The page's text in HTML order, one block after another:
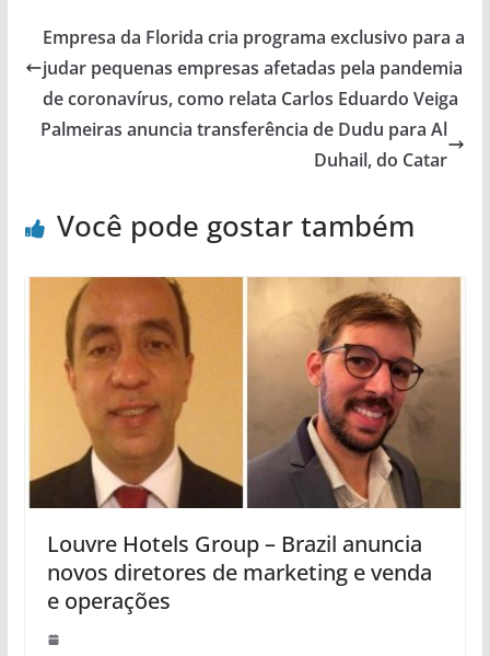
Empresa da Florida cria programa exclusivo para a
judar pequenas empresas afetadas pela pandemia
de coronavírus, como relata Carlos Eduardo Veiga
Palmeiras anuncia transferência de Dudu para Al
Duhail, do Catar
Você pode gostar também
Louvre Hotels Group – Brazil anuncia
novos diretores de marketing e venda
e operações